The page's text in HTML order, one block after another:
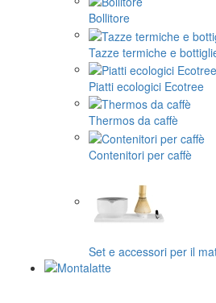
Bollitore
Tazze termiche e
Piatti ecologici Ecotree
Thermos da caffè
Contenitori per caffè
Set e accessori per il